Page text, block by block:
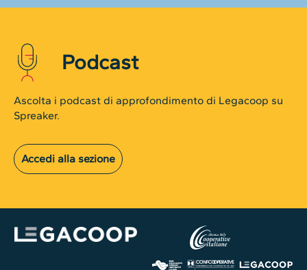
Podcast
Ascolta i podcast di approfondimento di Legacoop su
Spreaker.
Accedi alla sezione